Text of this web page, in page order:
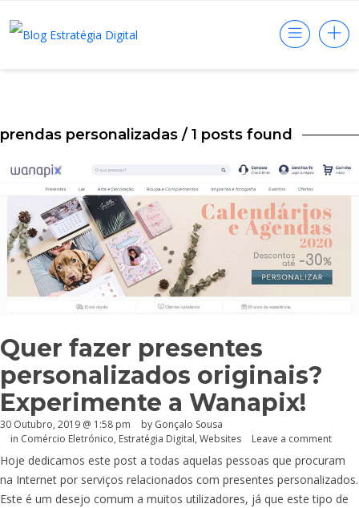
prendas personalizadas / 1 posts found
Quer fazer presentes
personalizados originais?
Experimente a Wanapix!
30 Outubro, 2019 @ 1:58 pm by Gonçalo Sousa
in Comércio Eletrónico, Estratégia Digital, Websites Leave a comment
Hoje dedicamos este post a todas aquelas pessoas que procuram
na Internet por serviços relacionados com presentes personalizados.
Este é um desejo comum a muitos utilizadores, já que este tipo de